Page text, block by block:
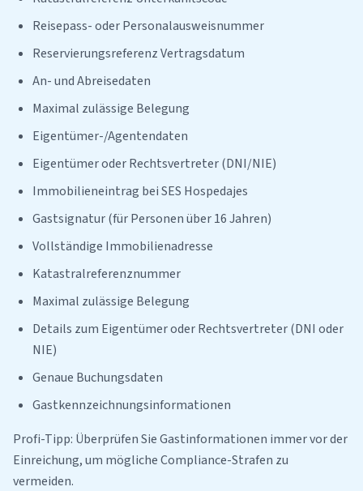
Reisepass- oder Personalausweisnummer
Reservierungsreferenz Vertragsdatum
An- und Abreisedaten
Maximal zulässige Belegung
Eigentümer-/Agentendaten
Eigentümer oder Rechtsvertreter (DNI/NIE)
Immobilieneintrag bei SES Hospedajes
Gastsignatur (für Personen über 16 Jahren)
Vollständige Immobilienadresse
Katastralreferenznummer
Maximal zulässige Belegung
Details zum Eigentümer oder Rechtsvertreter (DNI oder
NIE)
Genaue Buchungsdaten
Gastkennzeichnungsinformationen
Profi-Tipp: Überprüfen Sie Gastinformationen immer vor der
Einreichung, um mögliche Compliance-Strafen zu
vermeiden.